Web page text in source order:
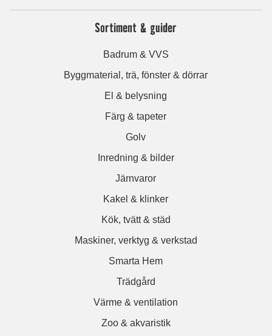
Sortiment & guider
Badrum & VVS
Byggmaterial, trä, fönster & dörrar
El & belysning
Färg & tapeter
Golv
Inredning & bilder
Järnvaror
Kakel & klinker
Kök, tvätt & städ
Maskiner, verktyg & verkstad
Smarta Hem
Trädgård
Värme & ventilation
Zoo & akvaristik